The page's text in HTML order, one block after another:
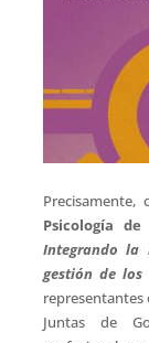
Psicología
Integrando la
gestión de los
representantes
Juntas de